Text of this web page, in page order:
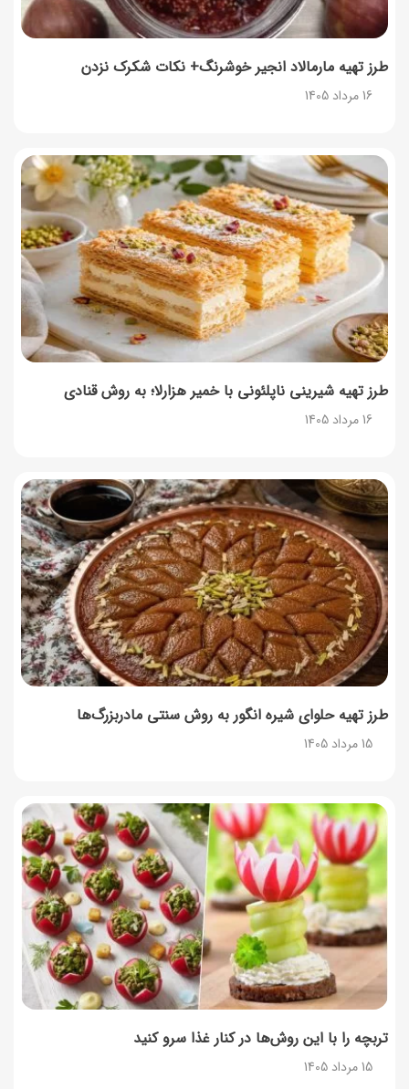
طرز تهیه مارمالاد انجیر خوشرنگ+ نکات شکرک نزدن
16 مرداد 1405
طرز تهیه شیرینی ناپلئونی با خمیر هزارلا؛ به روش قنادی
16 مرداد 1405
طرز تهیه حلوای شیره انگور به روش سنتی مادربزرگ‌ها
15 مرداد 1405
تربچه را با این روش‌ها در کنار غذا سرو کنید
15 مرداد 1405